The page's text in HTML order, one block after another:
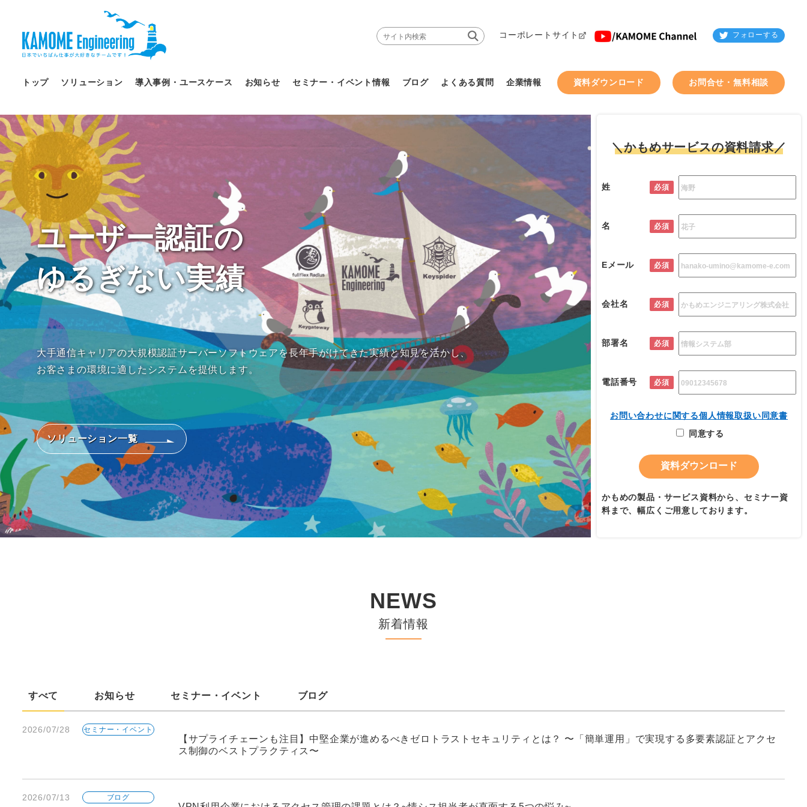
コーポレートサイト フォローする
トップ ソリューション 導入事例・ユースケース お知らせ セミナー・イベント情報 ブログ よくある質問 企業情報 資料ダウンロード お問合せ・無料相談
ユーザー認証の
ゆるぎない実績
大手通信キャリアの大規模認証サーバーソフトウェアを長年手がけてきた実績と知見を活かし、
お客さまの環境に適したシステムを提供します。
ソリューション一覧
＼かもめサービスの資料請求／
姓 必須
名 必須
Eメール 必須
会社名 必須
部署名 必須
電話番号 必須
お問い合わせに関する個人情報取扱い同意書
同意する
かもめの製品・サービス資料から、セミナー資
料まで、幅広くご用意しております。
NEWS
新着情報
すべて お知らせ セミナー・イベント ブログ
2026/07/28 セミナー・イベント
【サプライチェーンも注目】中堅企業が進めるべきゼロトラストセキュリティとは？ 〜「簡単運用」で実現する多要素認証とアクセ
ス制御のベストプラクティス〜
2026/07/13 ブログ